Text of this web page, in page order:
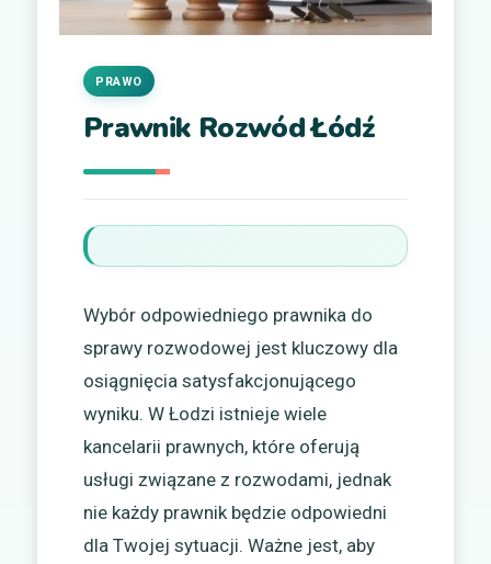
Prawnik Rozwód Łódź
PRAWO
Wybór odpowiedniego prawnika do
sprawy rozwodowej jest kluczowy dla
osiągnięcia satysfakcjonującego
wyniku. W Łodzi istnieje wiele
kancelarii prawnych, które oferują
usługi związane z rozwodami, jednak
nie każdy prawnik będzie odpowiedni
dla Twojej sytuacji. Ważne jest, aby